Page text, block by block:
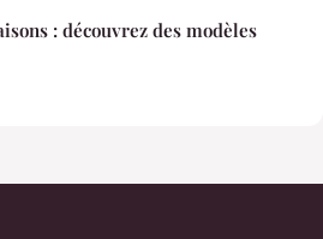
: découvrez des modèles